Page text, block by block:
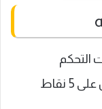
التحكم
الكهربائية والإلكترونية تحتوي على الأقل على 5 نقاط